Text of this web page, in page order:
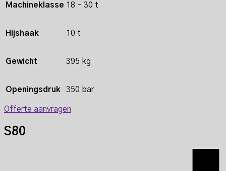
Machineklasse 18 - 30 t
Hijshaak 10 t
Gewicht 395 kg
Openingsdruk 350 bar
Offerte aanvragen
S80